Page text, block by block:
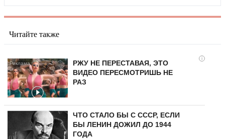
Читайте также
i
РЖУ НЕ ПЕРЕСТАВАЯ, ЭТО
ВИДЕО ПЕРЕСМОТРИШЬ НЕ
РАЗ
ЧТО СТАЛО БЫ С СССР, ЕСЛИ
БЫ ЛЕНИН ДОЖИЛ ДО 1944
ГОДА